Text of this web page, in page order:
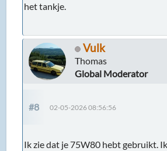
het tankje.
Vulk
Thomas
Global Moderator
#8 02-05-2026 08:56:56
Ik zie dat je 75W80 hebt gebruikt.